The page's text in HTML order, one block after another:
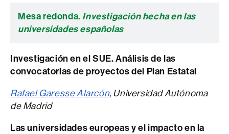
Mesa redonda. Investigación hecha en las
universidades españolas
Investigación en el SUE. Análisis de las
convocatorias de proyectos del Plan Estatal
Rafael Garesse Alarcón, Universidad Autónoma
de Madrid
Las universidades europeas y el impacto en la